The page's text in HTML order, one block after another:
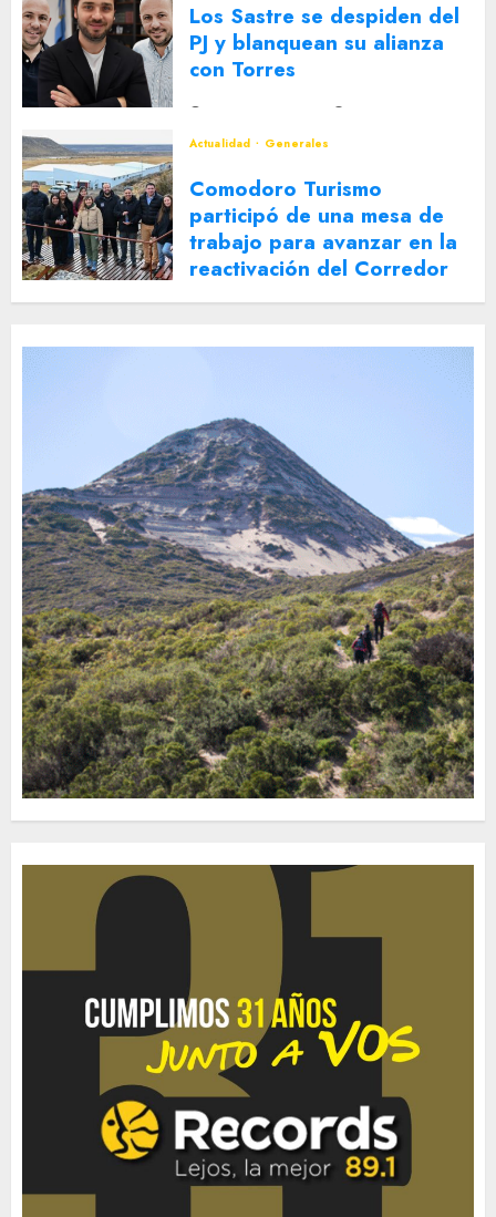
Los Sastre se despiden del
PJ y blanquean su alianza
con Torres
Actualidad
Generales
Comodoro Turismo
participó de una mesa de
trabajo para avanzar en la
reactivación del Corredor
Turístico Integrado